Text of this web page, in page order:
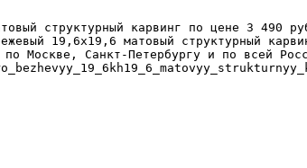
структурный карвинг по цене 3 490
19,6х19,6 матовый структурный
Москве, Санкт-Петербургу и по всей